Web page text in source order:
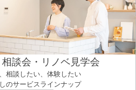
談会・リノベ見学会
相談したい、体験したい
のサービスラインナップ